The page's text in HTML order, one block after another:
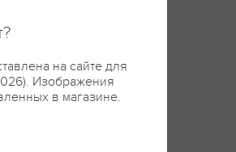
на сайте для
Изображения
в магазине.